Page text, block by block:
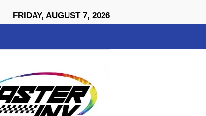
FRIDAY, AUGUST 7, 2026